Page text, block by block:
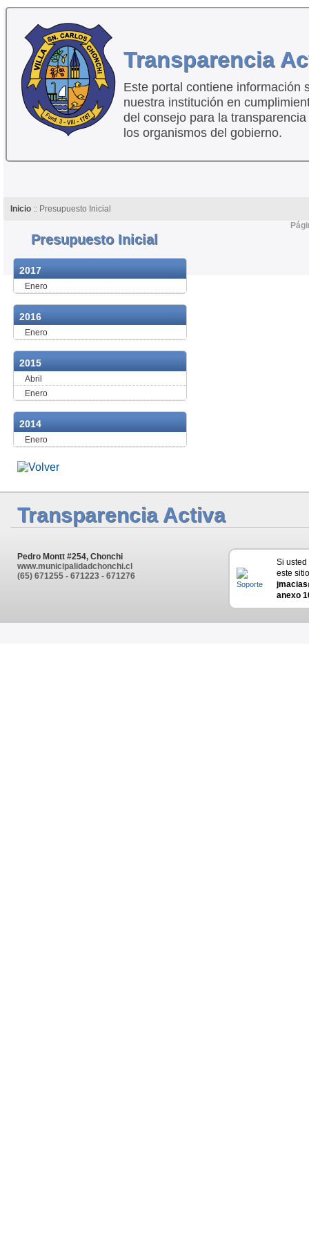
Transparencia
Este portal contiene información
nuestra institución en
del consejo para la
los organismos del gobierno.
Inicio:: Presupuesto Inicial
Presupuesto Inicial
2017
Enero
2016
Enero
2015
Abril
Enero
2014
Enero
Transparencia Activa
Pedro Montt #254, Chonchi
www.municipalidadchonchi.cl
(65) 671255 - 671223 - 671276
Si
este
anexo